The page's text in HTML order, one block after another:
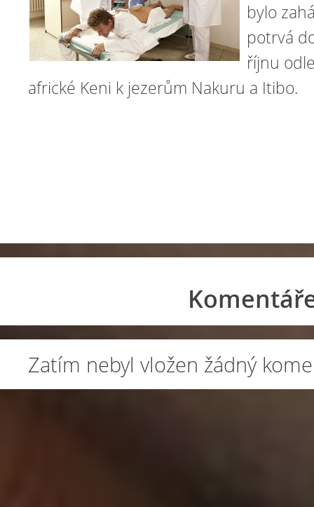
bylo
potrvá
říjnu
africké Keni k jezerům Nakuru a Itibo.
Zatím nebyl vložen žádný